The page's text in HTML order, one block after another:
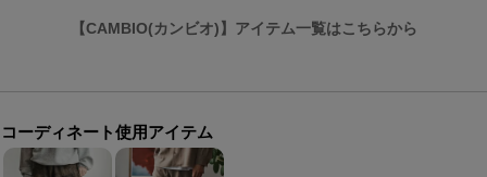
【CAMBIO(カンビオ)】アイテム一覧はこちらから
コーディネート使用アイテム